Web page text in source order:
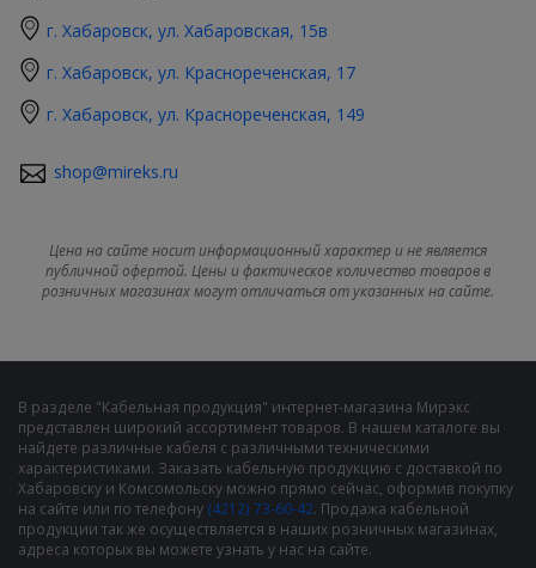
г. Хабаровск, ул. Хабаровская, 15в
г. Хабаровск, ул. Краснореченская, 17
г. Хабаровск, ул. Краснореченская, 149
shop@mireks.ru
Цена на сайте носит информационный характер и не является
публичной офертой. Цены и фактическое количество товаров в
розничных магазинах могут отличаться от указанных на сайте.
В разделе "Кабельная продукция" интернет-магазина Мирэкс
представлен широкий ассортимент товаров. В нашем каталоге вы
найдете различные кабеля с различными техническими
характеристиками. Заказать кабельную продукцию с доставкой по
Хабаровску и Комсомольску можно прямо сейчас, оформив покупку
на сайте или по телефону (4212) 73-60-42. Продажа кабельной
продукции так же осуществляется в наших розничных магазинах,
адреса которых вы можете узнать у нас на сайте.